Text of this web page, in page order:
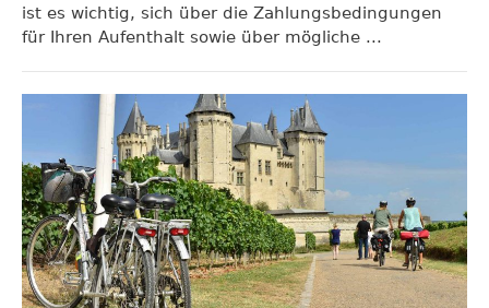
ist es wichtig, sich über die Zahlungsbedingungen
für Ihren Aufenthalt sowie über mögliche ...